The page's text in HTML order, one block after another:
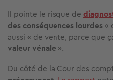
Il pointe le risque de
des conséquences lourdes «
aussi « de vente, parce que
valeur vénale ».
Du côté de la Cour des